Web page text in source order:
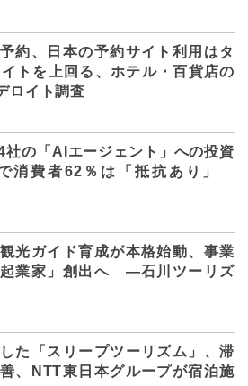
約、日本の予約サイト利用はタ
トを上回る、ホテル・百貨店の
イト調査
社の「AIエージェント」への投資
消費者62％は「抵抗あり」
光ガイド育成が本格始動、事業
起業家」創出へ ―石川ツーリズ
た「スリープツーリズム」、滞
、NTT東日本グループが宿泊施